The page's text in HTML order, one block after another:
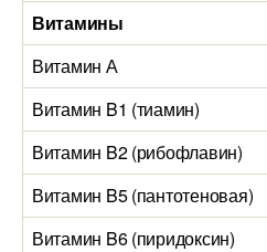
Витамины
Витамин А
Витамин B1 (тиамин)
Витамин B2 (рибофлавин)
Витамин B5 (пантотеновая)
Витамин B6 (пиридоксин)